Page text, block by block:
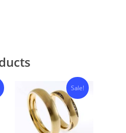
Sale!